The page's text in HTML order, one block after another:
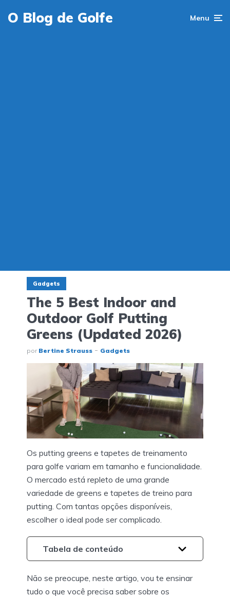
O Blog de Golfe Menu
Gadgets
The 5 Best Indoor and
Outdoor Golf Putting
Greens (Updated 2026)
por Bertine Strauss Gadgets
Os putting greens e tapetes de treinamento
para golfe variam em tamanho e funcionalidade.
O mercado está repleto de uma grande
variedade de greens e tapetes de treino para
putting. Com tantas opções disponíveis,
escolher o ideal pode ser complicado.
Tabela de conteúdo
Não se preocupe, neste artigo, vou te ensinar
tudo o que você precisa saber sobre os